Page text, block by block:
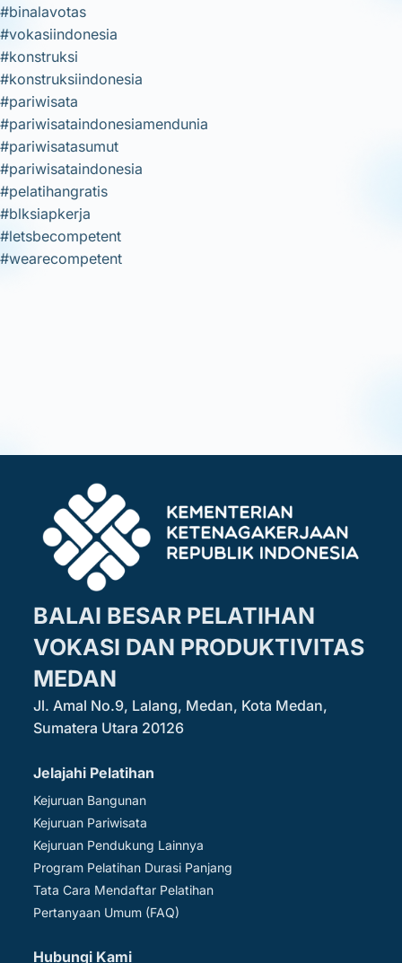
#binalavotas
#vokasiindonesia
#konstruksi
#konstruksiindonesia
#pariwisata
#pariwisataindonesiamendunia
#pariwisatasumut
#pariwisataindonesia
#pelatihangratis
#blksiapkerja
#letsbecompetent
#wearecompetent
BALAI BESAR PELATIHAN
VOKASI DAN PRODUKTIVITAS
MEDAN
Jl. Amal No.9, Lalang, Medan, Kota Medan,
Sumatera Utara 20126
Jelajahi Pelatihan
Kejuruan Bangunan
Kejuruan Pariwisata
Kejuruan Pendukung Lainnya
Program Pelatihan Durasi Panjang
Tata Cara Mendaftar Pelatihan
Pertanyaan Umum (FAQ)
Hubungi Kami